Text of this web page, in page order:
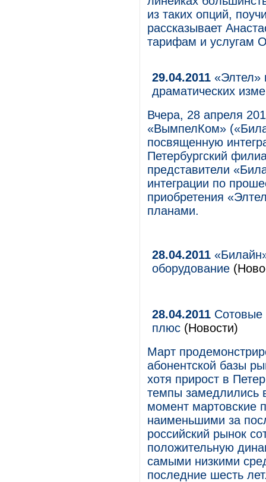
из таких опций,
рассказывает
тарифам и услугам
29.04.2011 «Элтел»
драматических
Вчера, 28 апреля
«ВымпелКом»
посвященную
Петербургский
представители
интеграции по
приобретения
планами.
28.04.2011
оборудование
28.04.2011 Сотовые
плюс (Новости)
Март
абонентской базы
хотя прирост в
темпы замедлились
момент мартовские
наименьшими за
российский рынок
положительную
самыми низкими
последние шесть